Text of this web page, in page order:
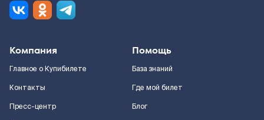
Компания
Главное о Купибилете
Контакты
Пресс-центр
Помощь
База знаний
Где мой билет
Блог